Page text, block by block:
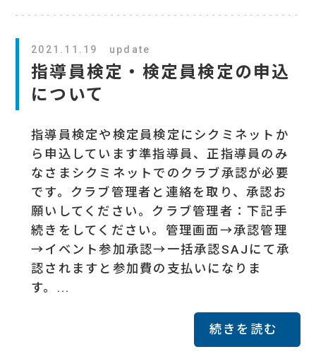
2021.11.19 update
指導員検定・検定員検定の申込
について
指導員検定や検定員検定にシクミネットか
ら申込しています準指導員、正指導員のみ
なさまシクミネットでのクラブ承認が必要
です。クラブ管理者と連絡を取り、承認お
願いしてください。クラブ管理者：下記手
続きをしてください。管理画面→承認管理
→イベント参加承認→一括承認SAJにて承
認されますと参加費の支払いになりま
す。...
続きを読む